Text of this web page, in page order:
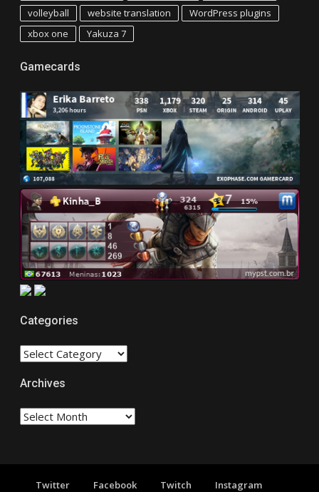
volleyball
website translation
WordPress plugins
xbox one
Yakuza 7
Gamecards
Categories
CATEGORIES
Archives
Archives
Twitter Facebook Twitch Instagram